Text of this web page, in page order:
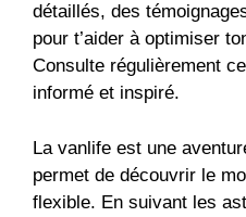
détaillés, des
pour t’aider à optimiser
Consulte régulièrement
informé et inspiré.
La vanlife est une
permet de découvrir le
flexible. En suivant les